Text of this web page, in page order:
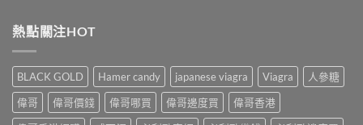
得
港
正
貨
購
買？
網
購
渠
道
推
港
男
士
保
樂
威
Levitra
香
港
價
熱點關注HOT
BLACK GOLD Hamer candy japanese viagra Viagra
人參糖
偉哥
偉哥價錢 偉哥哪買 偉哥邊度買
偉哥香港